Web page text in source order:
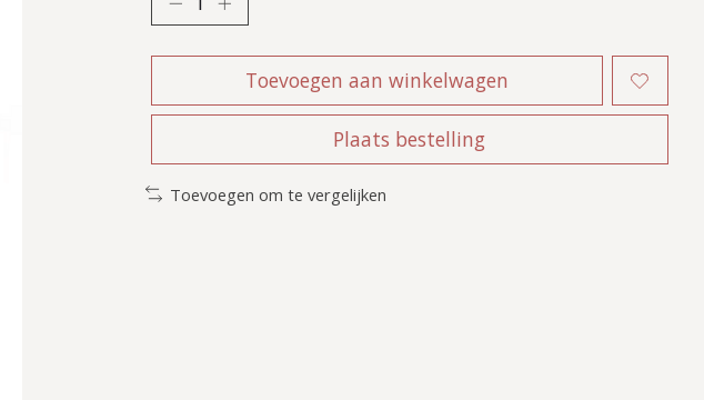
Toevoegen aan winkelwagen
Plaats bestelling
Toevoegen om te vergelijken